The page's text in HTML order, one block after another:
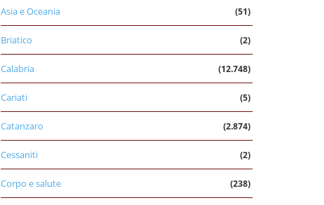
Asia e Oceania (51)
Briatico (2)
Calabria (12.748)
Cariati (5)
Catanzaro (2.874)
Cessaniti (2)
Corpo e salute (238)